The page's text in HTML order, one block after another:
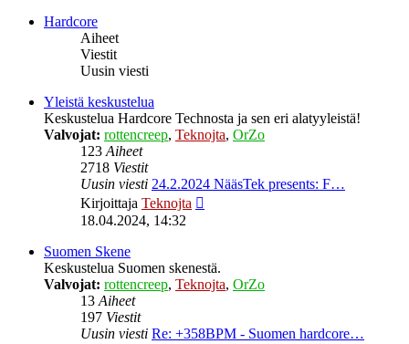
Hardcore
Aiheet
Viestit
Uusin viesti
Yleistä keskustelua
Keskustelua Hardcore Technosta ja sen eri alatyyleistä!
Valvojat: rottencreep, Teknojta, OrZo
123Aiheet
2718 Viestit
Uusin viesti 24.2.2024 NääsTek presents: F…
Kirjoittaja Teknojta
18.04.2024, 14:32
Suomen Skene
Keskustelua Suomen skenestä.
Valvojat: rottencreep, Teknojta, OrZo
13Aiheet
197 Viestit
Uusin viesti Re: +358BPM - Suomen hardcore…